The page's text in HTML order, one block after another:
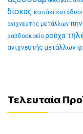
δίσκος καπάκι
ανιχνευτής μετάλλων
ραβδοσκοπία ρούχα
ανιχνευτής μετάλλων
Τελευταία